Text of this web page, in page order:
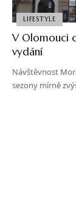
LIFESTYLE
V Olomouci
vydání
Návštěvnost
sezony mírně